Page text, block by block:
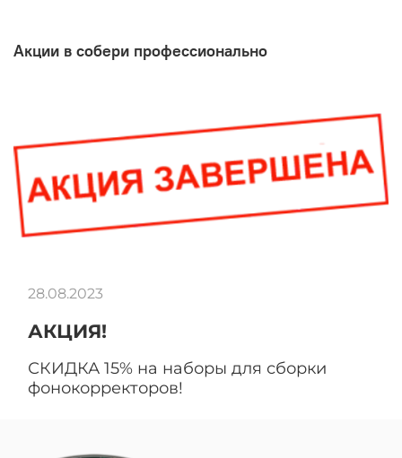
акции в собери профессионально
АКЦИЯ!
СКИДКА 15% на наборы для сборки
фонокорректоров!
28.08.2023